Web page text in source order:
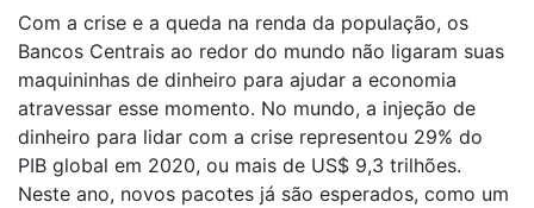
Com a crise e a queda na renda da população, os
Bancos Centrais ao redor do mundo não ligaram suas
maquininhas de dinheiro para ajudar a economia
atravessar esse momento. No mundo, a injeção de
dinheiro para lidar com a crise representou 29% do
PIB global em 2020, ou mais de US$ 9,3 trilhões.
Neste ano, novos pacotes já são esperados, como um